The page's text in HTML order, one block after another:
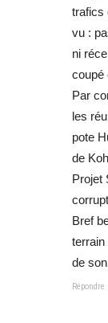
trafics
vu :
ni
coupé
Par
les
pote
de
Projet
Bref
terrain
de
Répondre